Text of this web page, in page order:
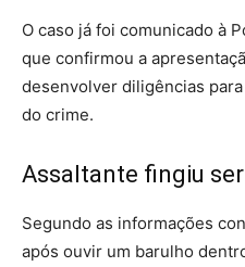
O caso já foi comunicado à
que confirmou a
desenvolver diligências
do crime.
Assaltante fingiu
Segundo as informações
após ouvir um barulho